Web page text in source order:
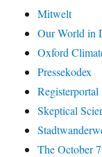
Mitwelt
Our World in
Oxford
Pressekodex
Registerportal
Skeptical
The October